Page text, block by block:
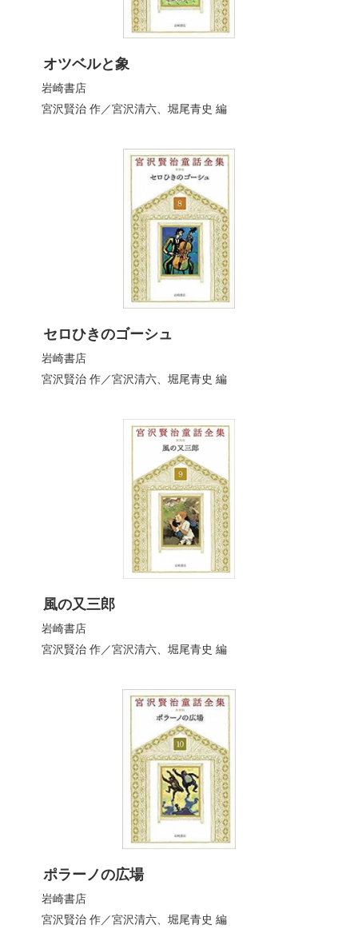
オツベルと象
岩崎書店
宮沢賢治作／宮沢清六、 堀尾青史 編
セロひきのゴーシュ
岩崎書店
宮沢賢治作／宮沢清六、 堀尾青史 編
風の又三郎
岩崎書店
宮沢賢治作／宮沢清六、 堀尾青史 編
ポラーノの広場
岩崎書店
宮沢賢治作／宮沢清六、 堀尾青史 編